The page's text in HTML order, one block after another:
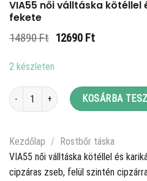
VIA55 női válltáska
fekete
14890Ft Original
12690 FtCurrent
2 készleten
VIA55 női válltáska kötéllel és
KOSÁRBA
Kezdőlap /
Rostbőr táska
VIA55 női válltáska kötéllel és
cipzáras zseb, felül szintén